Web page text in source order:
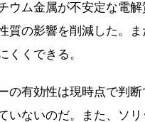
ウム金属が不安定な電
質の影響を削減した。
くくできる。
の有効性は現時点で判断
いないのだ。また、ソリ